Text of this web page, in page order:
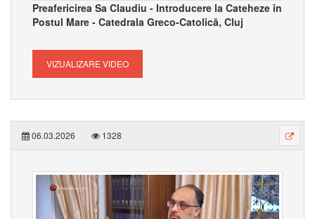
Preafericirea Sa Claudiu - Introducere la Cateheze în
Postul Mare - Catedrala Greco-Catolică, Cluj
VIZUALIZARE VIDEO
06.03.2026 1328